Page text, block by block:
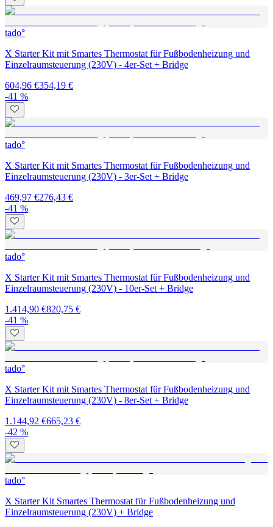
tado°
X Starter Kit mit Smartes Thermostat für Fußbodenheizung und
Einzelraumsteuerung (230V) - 4er-Set + Bridge
604,96 €354,19 €
-41 %
tado°
X Starter Kit mit Smartes Thermostat für Fußbodenheizung und
Einzelraumsteuerung (230V) - 3er-Set + Bridge
469,97 €276,43 €
-41 %
tado°
X Starter Kit mit Smartes Thermostat für Fußbodenheizung und
Einzelraumsteuerung (230V) - 10er-Set + Bridge
1.414,90 €820,75 €
-41 %
tado°
X Starter Kit mit Smartes Thermostat für Fußbodenheizung und
Einzelraumsteuerung (230V) - 8er-Set + Bridge
1.144,92 €665,23 €
-42 %
tado°
X Starter Kit Smartes Thermostat für Fußbodenheizung und
Einzelraumsteuerung (230V) + Bridge